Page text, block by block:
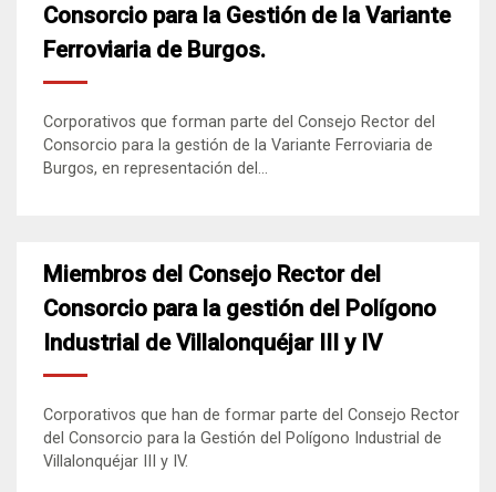
Consorcio para la Gestión de la Variante
Ferroviaria de Burgos.
Corporativos que forman parte del Consejo Rector del
Consorcio para la gestión de la Variante Ferroviaria de
Burgos, en representación del...
Miembros del Consejo Rector del
Consorcio para la gestión del Polígono
Industrial de Villalonquéjar III y IV
Corporativos que han de formar parte del Consejo Rector
del Consorcio para la Gestión del Polígono Industrial de
Villalonquéjar III y IV.